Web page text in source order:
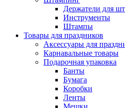
Держатели для
Инструменты
Штампы
Товары для праздников
Аксессуары для
Карнавальные товары
Подарочная упаковка
Банты
Бумага
Коробки
Ленты
Мешки